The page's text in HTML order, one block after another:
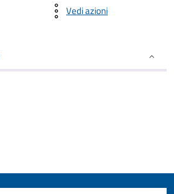
Vedi azioni